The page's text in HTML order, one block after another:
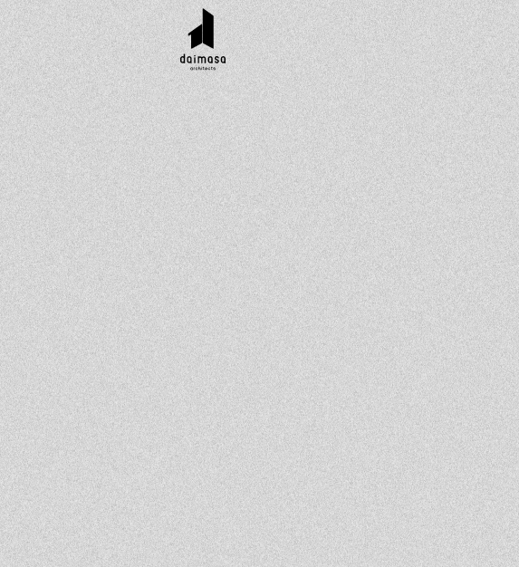
customer
実績
イル集
ントを探す
に相談会
ある質問
様の声
辞典
Topics
お知らせ
イベント
Company
会社概要
スタッフ紹介
採用情報
Contact
資料請求
お問い合わせ